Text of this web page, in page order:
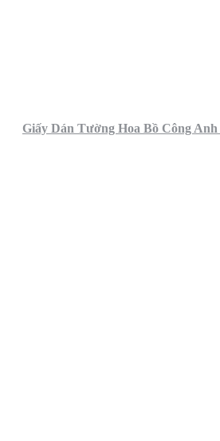
Giấy Dán Tường Hoa Bồ Công